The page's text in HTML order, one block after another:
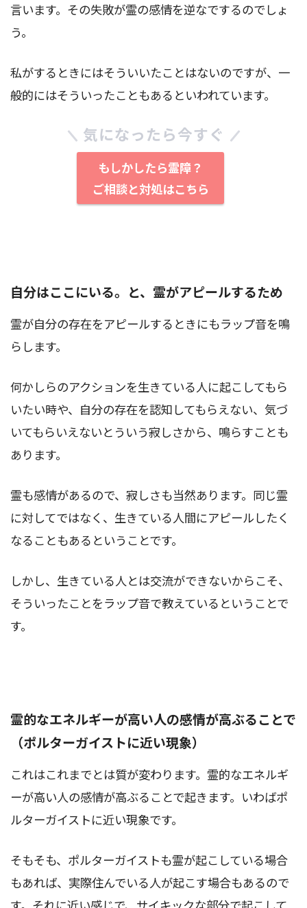
言います。その失敗が霊の感情を逆なでするのでしょ
う。
私がするときにはそういいたことはないのですが、一
般的にはそういったこともあるといわれています。
気になったら今すぐ
もしかしたら霊障？
ご相談と対処はこちら
自分はここにいる。と、霊がアピールするため
霊が自分の存在をアピールするときにもラップ音を鳴
らします。
何かしらのアクションを生きている人に起こしてもら
いたい時や、自分の存在を認知してもらえない、気づ
いてもらいえないとういう寂しさから、鳴らすことも
あります。
霊も感情があるので、寂しさも当然あります。同じ霊
に対してではなく、生きている人間にアピールしたく
なることもあるということです。
しかし、生きている人とは交流ができないからこそ、
そういったことをラップ音で教えているということで
す。
霊的なエネルギーが高い人の感情が高ぶることで
（ポルターガイストに近い現象）
これはこれまでとは質が変わります。霊的なエネルギ
ーが高い人の感情が高ぶることで起きます。いわばポ
ルターガイストに近い現象です。
そもそも、ポルターガイストも霊が起こしている場合
もあれば、実際住んでいる人が起こす場合もあるので